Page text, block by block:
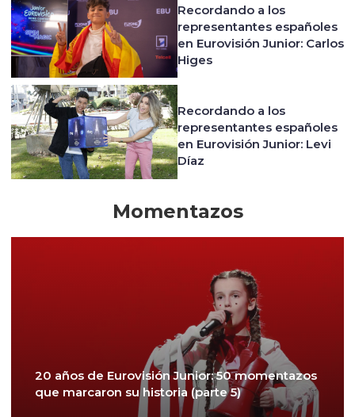
Recordando a los
representantes españoles
en Eurovisión Junior: Carlos
Higes
Recordando a los
representantes españoles
en Eurovisión Junior: Levi
Díaz
Momentazos
20 años de Eurovisión Junior: 50 momentazos
que marcaron su historia (parte 5)